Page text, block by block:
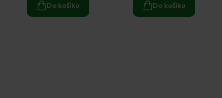
Do košíku Do košíku